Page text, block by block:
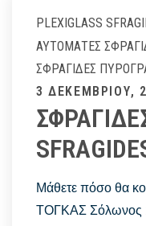
PLEXIGLASS
ΑΥΤΌΜΑΤΕΣ
ΣΦΡΑΓΊΔΕΣ
Posted
on
3 ΔΕΚΕΜΒΡΊΟΥ,
Μάθετε πόσο θα
ΤΟΓΚΑΣ Σόλωνος